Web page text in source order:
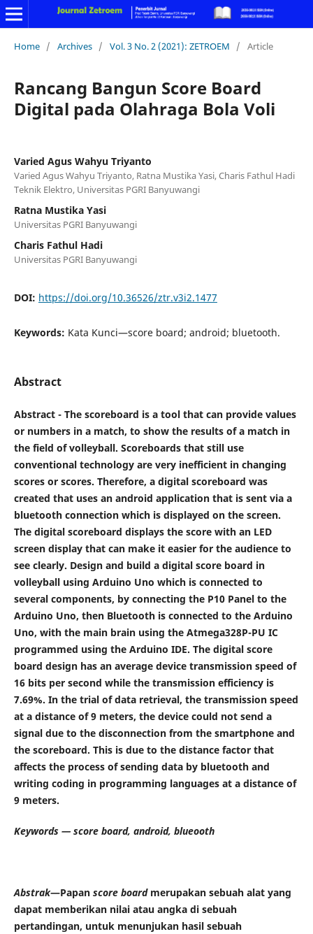
Home / Archives / Vol. 3 No. 2 (2021): ZETROEM / Article
Rancang Bangun Score Board
Digital pada Olahraga Bola Voli
Varied Agus Wahyu Triyanto
Varied Agus Wahyu Triyanto, Ratna Mustika Yasi, Charis Fathul Hadi
Teknik Elektro, Universitas PGRI Banyuwangi
Ratna Mustika Yasi
Universitas PGRI Banyuwangi
Charis Fathul Hadi
Universitas PGRI Banyuwangi
DOI: https://doi.org/10.36526/ztr.v3i2.1477
Keywords: Kata Kunci—score board; android; bluetooth.
Abstract
Abstract - The scoreboard is a tool that can provide values ​​
or numbers in a match, to show the results of a match in
the field of volleyball. Scoreboards that still use
conventional technology are very inefficient in changing
scores or scores. Therefore, a digital scoreboard was
created that uses an android application that is sent via a
bluetooth connection which is displayed on the screen.
The digital scoreboard displays the score with an LED
screen display that can make it easier for the audience to
see clearly. Design and build a digital score board in
volleyball using Arduino Uno which is connected to
several components, by connecting the P10 Panel to the
Arduino Uno, then Bluetooth is connected to the Arduino
Uno, with the main brain using the Atmega328P-PU IC
programmed using the Arduino IDE. The digital score
board design has an average device transmission speed of
16 bits per second while the transmission efficiency is
7.69%. In the trial of data retrieval, the transmission speed
at a distance of 9 meters, the device could not send a
signal due to the disconnection from the smartphone and
the scoreboard. This is due to the distance factor that
affects the process of sending data by bluetooth and
writing coding in programming languages ​​at a distance of
9 meters.
Keywords — score board, android, blueooth
Abstrak—Papan score boardmerupakan sebuah alat yang
dapat memberikan nilai atau angka di sebuah
pertandingan, untuk menunjukan hasil sebuah